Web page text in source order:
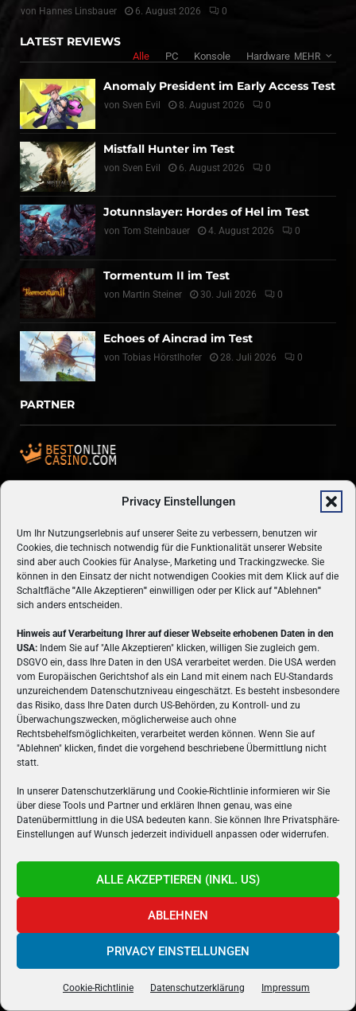
Privacy Einstellungen
Um Ihr Nutzungserlebnis auf unserer Seite zu verbessern, benutzen wir
Cookies, die technisch notwendig für die Funktionalität unserer Website
sind aber auch Cookies für Analyse-, Marketing und Trackingzwecke. Sie
können in den Einsatz der nicht notwendigen Cookies mit dem Klick auf die
Schaltfläche "Alle Akzeptieren" einwilligen oder per Klick auf"Ablehnen"
sich anders entscheiden.
Hinweis auf Verarbeitung Ihrer auf dieser Webseite erhobenen Daten in den
USA: Indem Sie auf "Alle Akzeptieren" klicken, willigen Sie zugleich gem.
DSGVO ein, dass Ihre Daten in den USA verarbeitet werden. Die USA werden
vom Europäischen Gerichtshof als ein Land mit einem nach EU-Standards
unzureichendem Datenschutzniveau eingeschätzt. Es besteht insbesondere
das Risiko, dass Ihre Daten durch US-Behörden, zu Kontroll- und zu
Überwachungszwecken, möglicherweise auch ohne
Rechtsbehelfsmöglichkeiten, verarbeitet werden können. Wenn Sie auf
"Ablehnen" klicken, findet die vorgehend beschriebene Übermittlung nicht
statt.
In unserer Datenschutzerklärung und Cookie-Richtlinie informieren wir Sie
über diese Tools und Partner und erklären Ihnen genau, was eine
Datenübermittlung in die USA bedeuten kann. Sie können Ihre Privatsphäre-
Einstellungen auf Wunsch jederzeit individuell anpassen oder widerrufen.
ALLE AKZEPTIEREN (INKL. US)
ABLEHNEN
PRIVACY EINSTELLUNGEN
Cookie-Richtlinie Datenschutzerklärung Impressum
von Hannes Linsbauer 6. August 2026 0
LATEST REVIEWS
Alle PC Konsole Hardware MEHR
Anomaly President im Early Access Test
von Sven Evil 8. August 2026 0
Mistfall Hunter im Test
von Sven Evil 6. August 2026 0
Jotunnslayer: Hordes of Hel im Test
von Tom Steinbauer 4. August 2026 0
Tormentum II im Test
von Martin Steiner 30. Juli 2026 0
Echoes of Aincrad im Test
von Tobias Hörstlhofer 28. Juli 2026 0
PARTNER
VON GAMERN, FÜR GAMER! Gamers.at ist das älteste Online-
Spielemagazin Österreichs und bringt täglich aktuelle News,
Reviews und Videos zu PC- und Konsolenspielen, Gaming-
Hardware und aus der Welt des e-Sport's.
Schreib uns:redaktion@gamers.at
FOLGE UNS